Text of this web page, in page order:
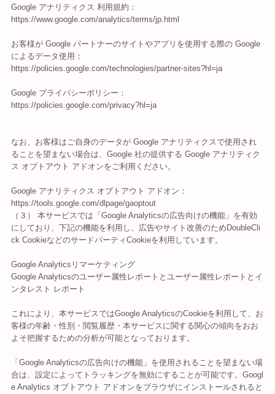
Google アナリティクス 利用規約：
https://www.google.com/analytics/terms/jp.html
お客様が Google パートナーのサイトやアプリを使用する際の Google
によるデータ使用：
https://policies.google.com/technologies/partner-sites?hl=ja
Google プライバシーポリシー：
https://policies.google.com/privacy?hl=ja
なお、お客様はご自身のデータが Google アナリティクスで使用され
ることを望まない場合は、Google 社の提供する Google アナリティク
ス オプトアウト アドオンをご利用ください。
Google アナリティクス オプトアウト アドオン：
https://tools.google.com/dlpage/gaoptout
（３） 本サービスでは「Google Analyticsの広告向けの機能」を有効
にしており、下記の機能を利用し、広告やサイト改善のためDoubleCli
ck CookieなどのサードパーティCookieを利用しています。
Google Analyticsリマーケティング
Google Analyticsのユーザー属性レポートとユーザー属性レポートとイ
ンタレスト レポート
これにより、本サービスではGoogle AnalyticsのCookieを利用して、お
客様の年齢・性別・閲覧履歴・本サービスに関する関心の傾向をおお
よそ把握するための分析が可能となっております。
「Google Analyticsの広告向けの機能」を使用されることを望まない場
合は、設定によってトラッキングを無効にすることが可能です。Googl
e Analytics オプトアウト アドオンをブラウザにインストールされると